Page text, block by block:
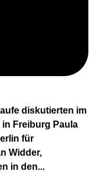
diskutierten im
Freiburg Paula
für
Widder,
in den...